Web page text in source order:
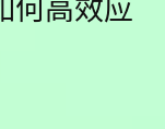
何高效应